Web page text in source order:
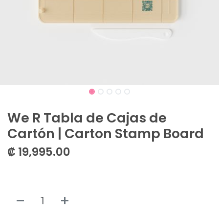
We R Tabla de Cajas de
Cartón | Carton Stamp Board
₡ 19,995.00